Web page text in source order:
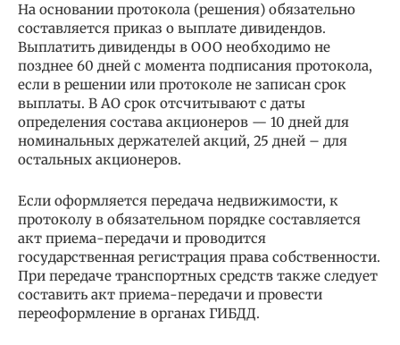
На основании протокола (решения) обязательно
составляется приказ о выплате дивидендов.
Выплатить дивиденды в ООО необходимо не
позднее 60 дней с момента подписания протокола,
если в решении или протоколе не записан срок
выплаты. В АО срок отсчитывают с даты
определения состава акционеров — 10 дней для
номинальных держателей акций, 25 дней – для
остальных акционеров.
Если оформляется передача недвижимости, к
протоколу в обязательном порядке составляется
акт приема-передачи и проводится
государственная регистрация права собственности.
При передаче транспортных средств также следует
составить акт приема-передачи и провести
переоформление в органах ГИБДД.